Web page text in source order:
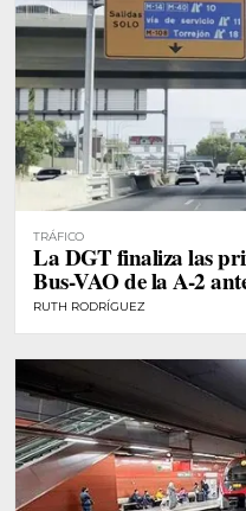
TRÁFICO
La DGT finaliza las
Bus-VAO de la A-2
RUTH RODRÍGUEZ